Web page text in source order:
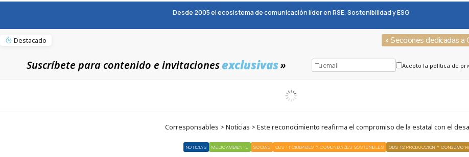
Desde 2005 el ecosistema de comunicación líder en RSE, Sostenibilidad y ESG
Destacado » Secciones dedicadas
Suscríbete para contenido e invitacionesexclusivas» Acepto la política de
Corresponsables > Noticias > Este reconocimiento reafirma el compromiso de la estatal con el
NOTICIAS MEDIOAMBIENTE SOCIAL ODS 11 CIUDADES Y COMUNIDADES SOSTENIBLES ODS 12 PRODUCCIÓN Y CONSUMO